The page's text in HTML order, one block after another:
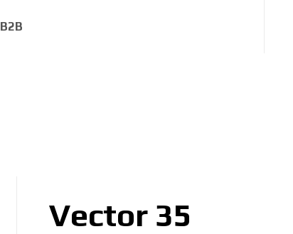
B2B
Vector 35